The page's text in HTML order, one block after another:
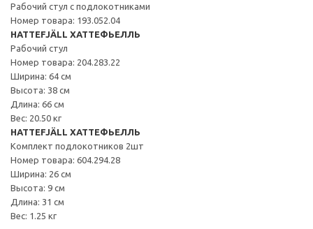
Рабочий стул с подлокотниками
Номер товара: 193.052.04
HATTEFJÄLL ХАТТЕФЬЕЛЛЬ
Рабочий стул
Номер товара: 204.283.22
Ширина: 64 см
Высота: 38 см
Длина: 66 см
Вес: 20.50 кг
HATTEFJÄLL ХАТТЕФЬЕЛЛЬ
Комплект подлокотников 2шт
Номер товара: 604.294.28
Ширина: 26 см
Высота: 9 см
Длина: 31 см
Вес: 1.25 кг